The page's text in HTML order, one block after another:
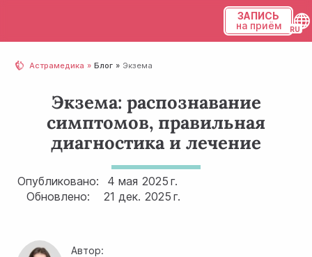
ЗАПИСЬ
на приём
Астрамедика Блог Экзема
Экзема: распознавание
симптомов, правильная
диагностика и лечение
Опубликовано: 4 мая 2025 г.
Обновлено:
21 дек. 2025 г.
Автор: